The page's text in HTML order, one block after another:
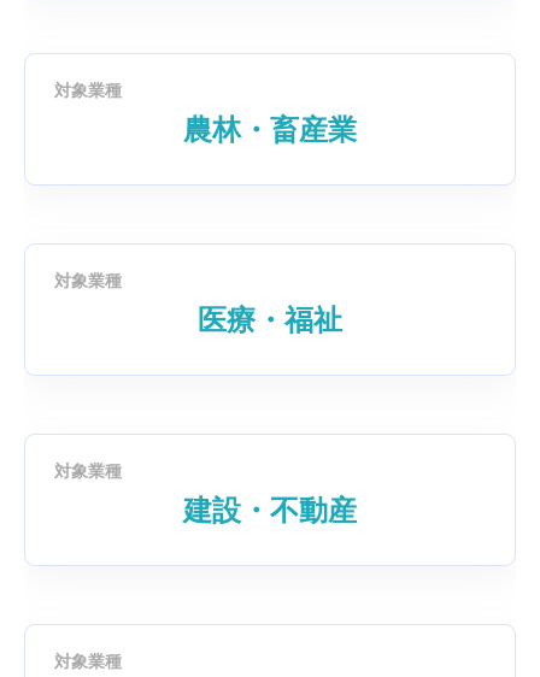
対象業種
農林・畜産業
対象業種
医療・福祉
対象業種
建設・不動産
対象業種